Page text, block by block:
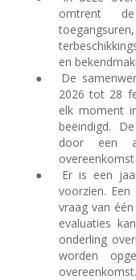
omtrent
en
●
De
2026 tot 28
elk moment
beëindigd.
door een
●
Er is een
voorzien.
vraag van
evaluaties
onderling
worden
overeenkomst.